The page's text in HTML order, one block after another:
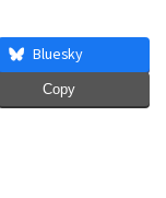
Bluesky
Copy